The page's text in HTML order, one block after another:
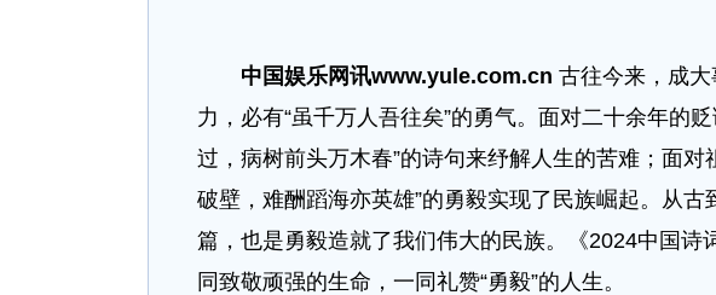
中国娱乐网讯www.yule.com.cn 古往今来，成大
力，必有“虽千万人吾往矣”的勇气。面对二十余年的
过，病树前头万木春”的诗句来纾解人生的苦难；面对
破壁，难酬蹈海亦英雄”的勇毅实现了民族崛起。从
篇，也是勇毅造就了我们伟大的民族。《2024中国诗
同致敬顽强的生命，一同礼赞“勇毅”的人生。